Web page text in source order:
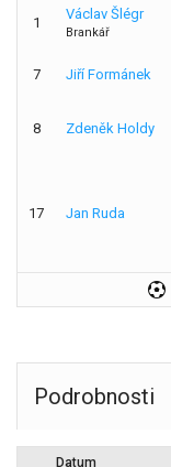
1
Václav Šlégr
Brankář
7 Jiří Formánek
8 Zdeněk Holdy
17 Jan Ruda
Podrobnosti
Datum